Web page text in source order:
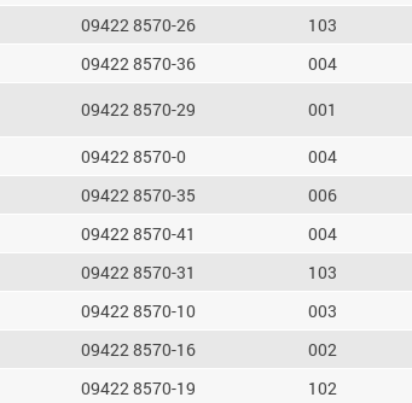
09422 8570-26 103
09422 8570-36 004
09422 8570-29 001
09422 8570-0 004
09422 8570-35 006
09422 8570-41 004
09422 8570-31 103
09422 8570-10 003
09422 8570-16 002
09422 8570-19 102